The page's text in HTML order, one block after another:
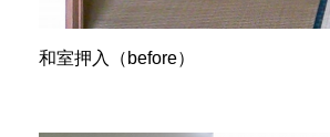
和室押入（before）